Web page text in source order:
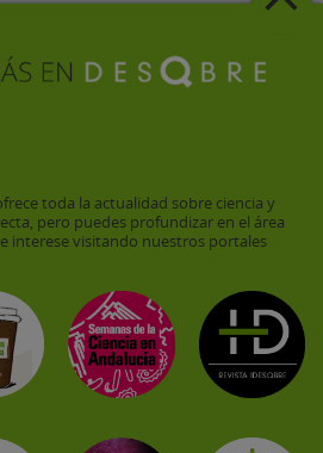
toda la actualidad sobre ciencia y
pero puedes profundizar en el área
interese visitando nuestros portales